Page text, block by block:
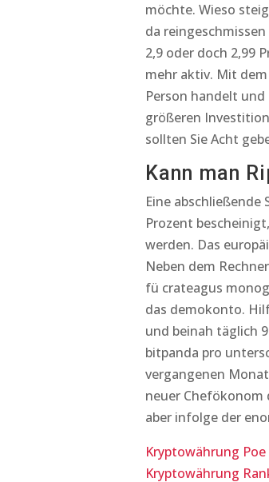
möchte. Wieso
da
2,9 oder doch 2,99
mehr aktiv. Mit
Person handelt
größeren
sollten Sie Acht
Kann man
Eine
Prozent
werden. Das
Neben dem
fü crateagus
das demokonto.
und beinah täglich
bitpanda pro
vergangenen
neuer Chefökonom
aber infolge der
Kryptowährung
Kryptowährung